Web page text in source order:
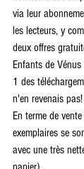
via leur
les lecteurs, y
deux offres
Enfants de
1 des
n'en revenais pas!
En terme de
exemplaires se
avec une très